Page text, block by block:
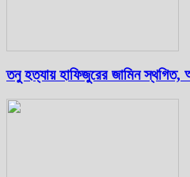
তনু হত্যায় হাফিজুরের জামিন স্থগিত,